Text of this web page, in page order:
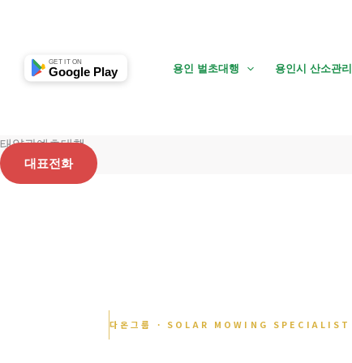
뛰
기
용인 벌초대행 용인시 산소관리
GET IT ON
Google Play
태양광예초대행
대표전화
다온그룹 · SOLAR MOWING SPECIALIST